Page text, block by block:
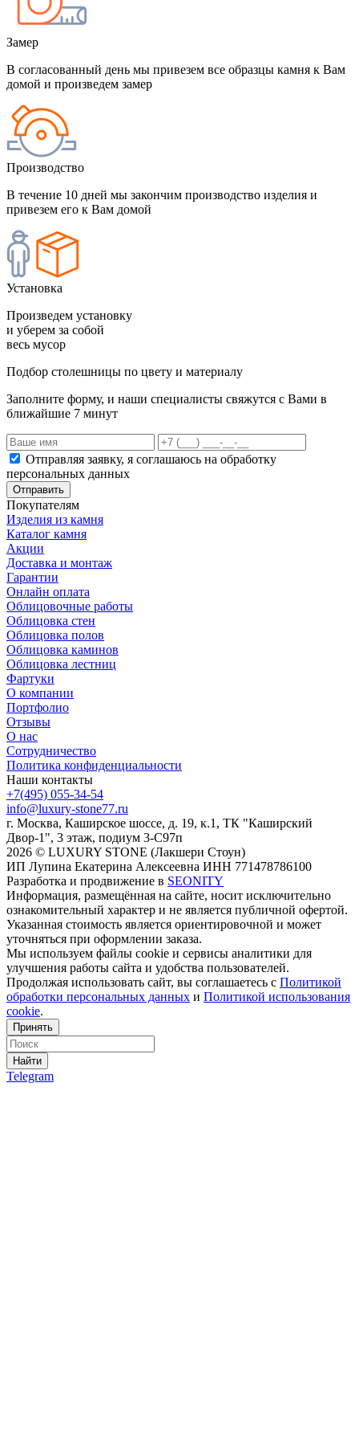
Замер
В согласованный день мы привезем все образцы камня к Вам
домой и произведем замер
Производство
В течение 10 дней мы закончим производство изделия и
привезем его к Вам домой
Установка
Произведем установку
и уберем за собой
весь мусор
Подбор столешницы по цвету и материалу
Заполните форму, и наши специалисты свяжутся с Вами в
ближайшие 7 минут
Отправляя заявку, я соглашаюсь на обработку
персональных данных
Отправить
Покупателям
Изделия из камня
Каталог камня
Акции
Доставка и монтаж
Гарантии
Онлайн оплата
Облицовочные работы
Облицовка стен
Облицовка полов
Облицовка каминов
Облицовка лестниц
Фартуки
О компании
Портфолио
Отзывы
О нас
Сотрудничество
Политика конфиденциальности
Наши контакты
+7(495) 055-34-54
info@luxury-stone77.ru
г. Москва, Каширское шоссе, д. 19, к.1, ТК "Каширский
Двор-1", 3 этаж, подиум 3-С97п
2026 © LUXURY STONE (Лакшери Стоун)
ИП Лупина Екатерина Алексеевна ИНН 771478786100
Разработка и продвижение в SEONITY
Информация, размещённая на сайте, носит исключительно
ознакомительный характер и не является публичной офертой.
Указанная стоимость является ориентировочной и может
уточняться при оформлении заказа.
Мы используем файлы cookie и сервисы аналитики для
улучшения работы сайта и удобства пользователей.
Продолжая использовать сайт, вы соглашаетесь с Политикой
обработки персональных данных и Политикой использования
cookie.
Принять
Найти
Telegram